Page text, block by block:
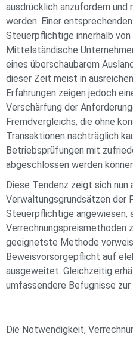
ausdrücklich anzufordern und
werden. Einer
Steuerpflichtige innerhalb von
Mittelständische
eines überschaubarem
dieser Zeit meist in
Erfahrungen zeigen jedoch
Verschärfung der
Fremdvergleichs, die ohne
Transaktionen nachträglich
Betriebsprüfungen mit
abgeschlossen werden
Diese Tendenz zeigt sich nun
Verwaltungsgrundsätzen der
Steuerpflichtige angewiesen,
Verrechnungspreismethoden
geeignetste Methode
Beweisvorsorgepflicht auf
ausgeweitet. Gleichzeitig
umfassendere Befugnisse zur
Die Notwendigkeit,